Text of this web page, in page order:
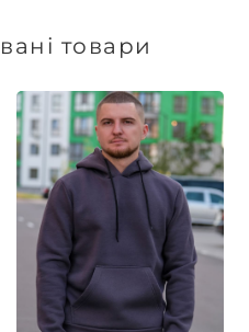
замовлень
товари